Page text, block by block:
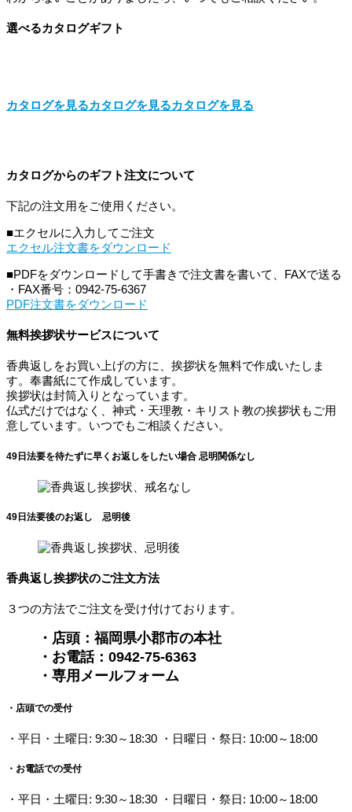
選べるカタログギフト
カタログを見るカタログを見るカタログを見る
カタログからのギフト注文について
下記の注文用をご使用ください。
■エクセルに入力してご注文
エクセル注文書をダウンロード
■PDFをダウンロードして手書きで注文書を書いて、FAXで送る
・FAX番号：0942-75-6367
PDF注文書をダウンロード
無料挨拶状サービスについて
香典返しをお買い上げの方に、挨拶状を無料で作成いたしま
す。奉書紙にて作成しています。
挨拶状は封筒入りとなっています。
仏式だけではなく、神式・天理教・キリスト教の挨拶状もご用
意しています。いつでもご相談ください。
49日法要を待たずに早くお返しをしたい場合 忌明関係なし
49日法要後のお返し 忌明後
香典返し挨拶状のご注文方法
３つの方法でご注文を受け付けております。
・店頭：福岡県小郡市の本社
・お電話：0942-75-6363
・専用メールフォーム
・店頭での受付
・平日・土曜日: 9:30～18:30 ・日曜日・祭日: 10:00～18:00
・お電話での受付
・平日・土曜日: 9:30～18:30 ・日曜日・祭日: 10:00～18:00